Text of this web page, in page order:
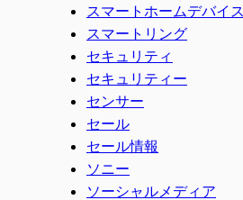
スマートホームデバイス
スマートリング
セキュリティ
セキュリティー
センサー
セール
セール情報
ソニー
ソーシャルメディア